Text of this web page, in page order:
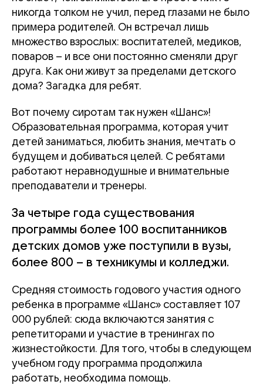
никогда толком не учил, перед глазами не было
примера родителей. Он встречал лишь
множество взрослых: воспитателей, медиков,
поваров – и все они постоянно сменяли друг
друга. Как они живут за пределами детского
дома? Загадка для ребят.
Вот почему сиротам так нужен «Шанс»!
Образовательная программа, которая учит
детей заниматься, любить знания, мечтать о
будущем и добиваться целей. С ребятами
работают неравнодушные и внимательные
преподаватели и тренеры.
За четыре года существования
программы более 100 воспитанников
детских домов уже поступили в вузы,
более 800 – в техникумы и колледжи.
Средняя стоимость годового участия одного
ребенка в программе «Шанс» составляет 107
000 рублей: сюда включаются занятия с
репетиторами и участие в тренингах по
жизнестойкости. Для того, чтобы в следующем
учебном году программа продолжила
работать, необходима помощь.